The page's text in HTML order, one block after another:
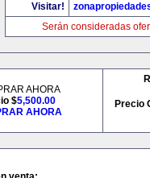
Visitar!
Serán consideradas
AHORA
$5,500.00
AHORA
Precio